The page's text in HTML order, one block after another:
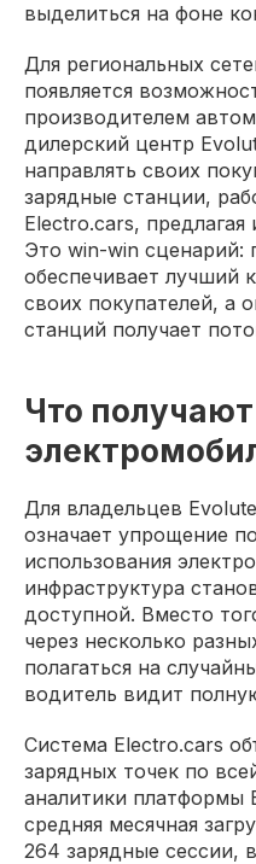
выделиться на фоне
Для региональных
появляется
производителем
дилерский центр
направлять своих
зарядные станции,
Electro.cars,
Это win-win сценарий:
обеспечивает лучший
своих покупателей, а
станций получает
Что получают
Для владельцев
означает упрощение
использования
инфраструктура
доступной. Вместо
через несколько
полагаться на
водитель видит
Система Electro.cars
зарядных точек по
аналитики платформы
средняя месячная
264 зарядные сессии,